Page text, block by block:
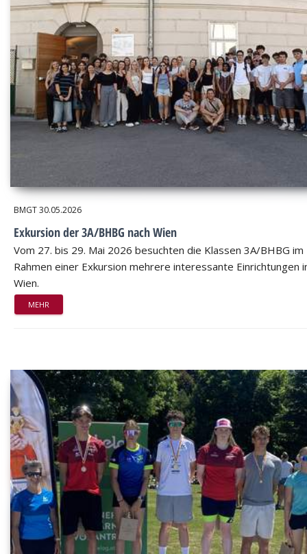
BMGT30.05.2026
Exkursion der 3A/BHBG nach Wien
Vom 27. bis 29. Mai 2026 besuchten die Klassen 3A/BHBG im
Rahmen einer Exkursion mehrere interessante Einrichtungen
Wien.
MEHR